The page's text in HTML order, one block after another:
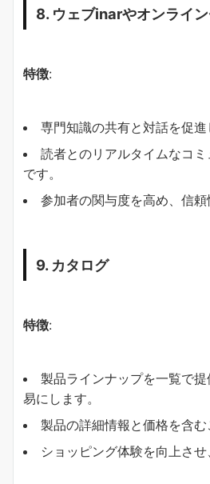
8. ウェブinarやオンライ
特徴:
専門知識の共有と対話を促進
読者とのリアルタイムなコ
です。
参加者の関与度を高め、信頼
9. カタログ
特徴:
製品ラインナップを一覧で
易にします。
製品の詳細情報と価格を含む
ショッピング体験を向上させ